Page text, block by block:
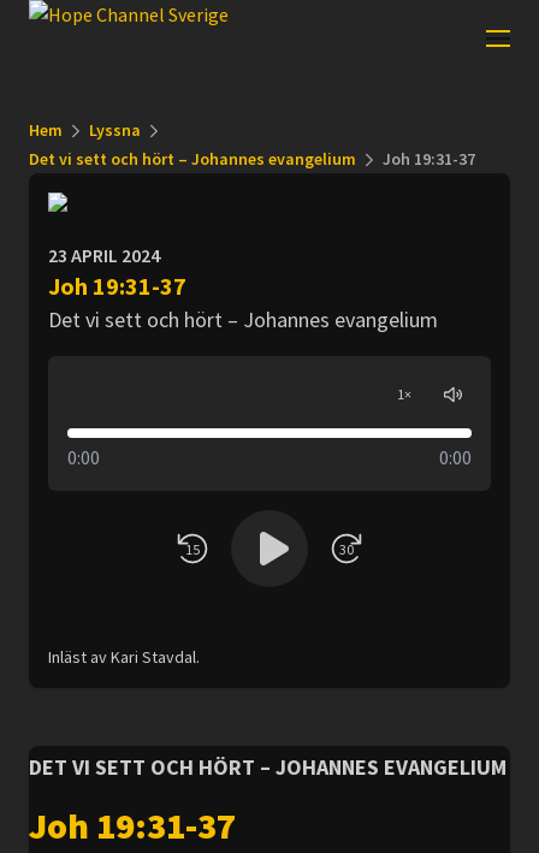
Hem
Lyssna
Det vi sett och hört – Johannes evangelium
Joh 19:31-37
23 APRIL 2024
Joh 19:31-37
Det vi sett och hört – Johannes evangelium
1×
0:00 0:00
15 30
Inläst av Kari Stavdal.
DET VI SETT OCH HÖRT – JOHANNES EVANGELIUM
Joh 19:31-37